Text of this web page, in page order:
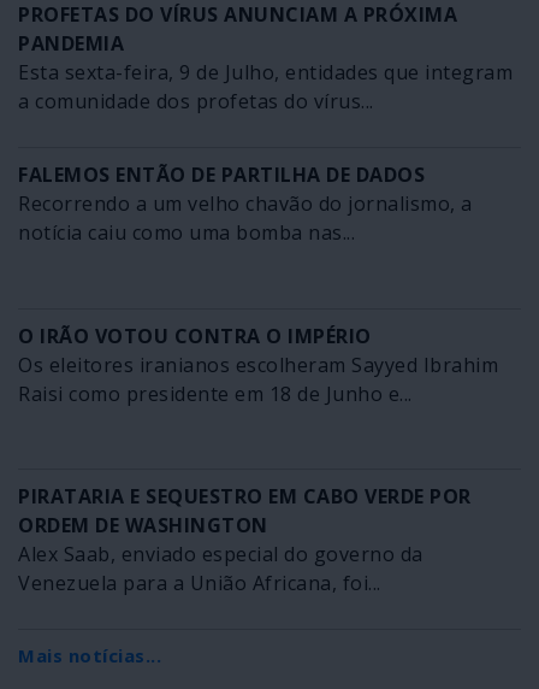
PROFETAS DO VÍRUS ANUNCIAM A PRÓXIMA
PANDEMIA
Esta sexta-feira, 9 de Julho, entidades que integram
a comunidade dos profetas do vírus...
FALEMOS ENTÃO DE PARTILHA DE DADOS
Recorrendo a um velho chavão do jornalismo, a
notícia caiu como uma bomba nas...
O IRÃO VOTOU CONTRA O IMPÉRIO
Os eleitores iranianos escolheram Sayyed Ibrahim
Raisi como presidente em 18 de Junho e...
PIRATARIA E SEQUESTRO EM CABO VERDE POR
ORDEM DE WASHINGTON
Alex Saab, enviado especial do governo da
Venezuela para a União Africana, foi...
Mais notícias...